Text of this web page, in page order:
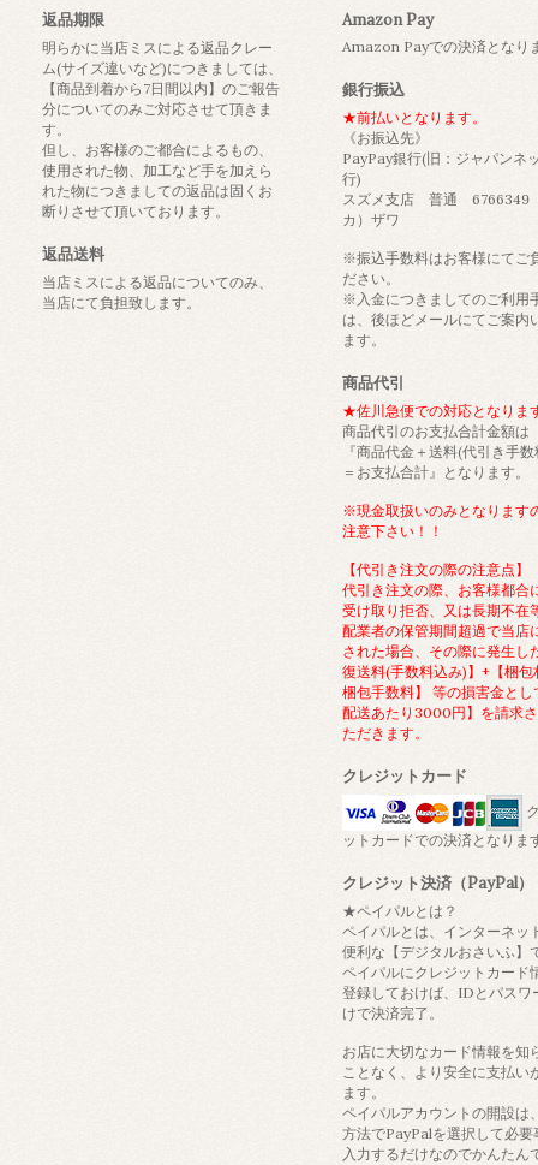
返品期限
明らかに当店ミスによる返品クレー
ム(サイズ違いなど)につきましては、
【商品到着から7日間以内】のご報告
分についてのみご対応させて頂きま
す。
但し、お客様のご都合によるもの、
使用された物、加工など手を加えら
れた物につきましての返品は固くお
断りさせて頂いております。
返品送料
当店ミスによる返品についてのみ、
当店にて負担致します。
Amazon Pay
Amazon Payでの決済となり
銀行振込
★前払いとなります。
《お振込先》
PayPay銀行(旧：ジャパンネ
行)
スズメ支店 普通 6766349
カ）ザワ
※振込手数料はお客様にてご
ださい。
※入金につきましてのご利用
は、後ほどメールにてご案内
ます。
商品代引
★佐川急便での対応となりま
商品代引のお支払合計金額は
『商品代金＋送料(代引き手
＝お支払合計』となります。
※現金取扱いのみとなります
注意下さい！！
【代引き注文の際の注意点】
代引き注文の際、お客様都合
受け取り拒否、又は長期不在
配業者の保管期間超過で当店
された場合、その際に発生し
復送料(手数料込み)】+【梱包
梱包手数料】 等の損害金とし
配送あたり3000円】を請求
ただきます。
クレジットカード
ットカードでの決済となりま
クレジット決済（PayPal）
★ペイパルとは？
ペイパルとは、インターネッ
便利な【デジタルおさいふ】
ペイパルにクレジットカード
登録しておけば、IDとパスワ
けで決済完了。
お店に大切なカード情報を知
ことなく、より安全に支払い
ます。
ペイパルアカウントの開設は
方法でPayPalを選択して必要
入力するだけなのでかんたん